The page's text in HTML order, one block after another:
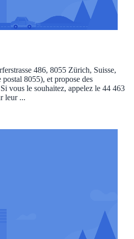
486, 8055 Zürich, Suisse,
8055), et propose des
vous le souhaitez, appelez le 44 463
leur ...